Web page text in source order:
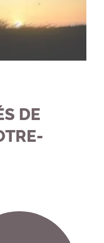
DE